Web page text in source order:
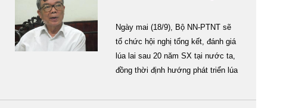
Ngày mai (18/9), Bộ NN-PTNT sẽ
tổ chức hội nghị tổng kết, đánh giá
lúa lai sau 20 năm SX tại nước ta,
đồng thời định hướng phát triển lúa
có cuộc trao đổi với ông Lê Hưng